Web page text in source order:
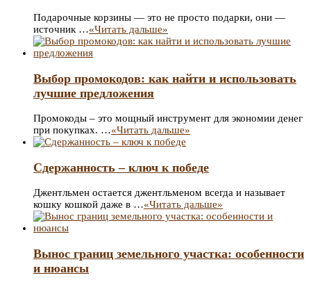
Подарочные корзины — это не просто подарки, они —
источник …«Читать дальше»
Выбор промокодов: как найти и использовать
лучшие предложения
Промокоды – это мощный инструмент для экономии денег
при покупках. …«Читать дальше»
Сдержанность – ключ к победе
Джентльмен остается джентльменом всегда и называет
кошку кошкой даже в …«Читать дальше»
Вынос границ земельного участка: особенности
и нюансы